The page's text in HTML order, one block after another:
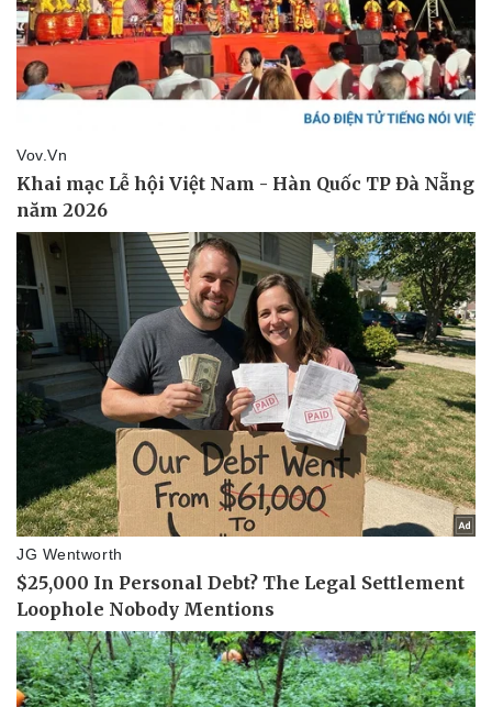
Pháp luật
Vụ án
Tin nóng
Tư vấn luật
Vũ khí